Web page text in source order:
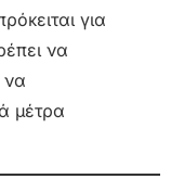
για
να
να
μέτρα